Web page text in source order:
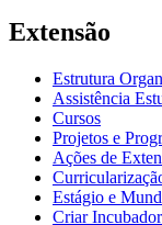
Extensão
Estrutura
Assistência
Cursos
Projetos e
Ações de
Estágio e
Criar